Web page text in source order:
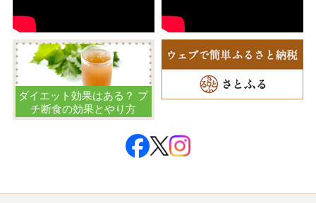
ダイエット効果はある？ プ
チ断食の効果とやり方